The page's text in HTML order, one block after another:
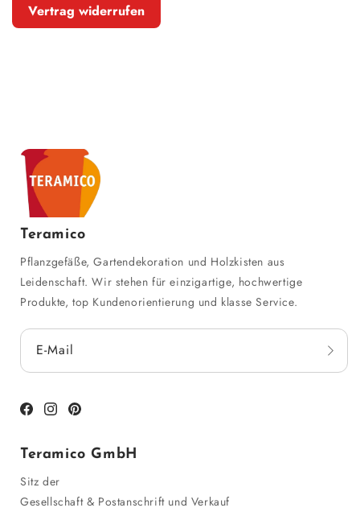
Vertrag widerrufen
Teramico
Pflanzgefäße, Gartendekoration und Holzkisten aus
Leidenschaft. Wir stehen für einzigartige, hochwertige
Produkte, top Kundenorientierung und klasse Service.
E-Mail
Facebook
InstagramPinterest
Teramico GmbH
Sitz der
Gesellschaft & Postanschrift und Verkauf